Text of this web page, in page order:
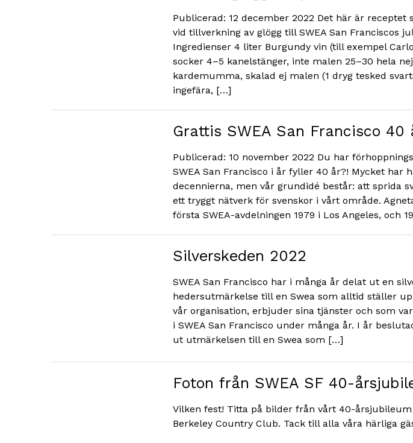
Publicerad: 12 december 2022 Det här är receptet
vid tillverkning av glögg till SWEA San Franciscos
Ingredienser 4 liter Burgundy vin (till exempel
socker 4–5 kanelstänger, inte malen 25–30 hela
kardemumma, skalad ej malen (1 dryg tesked
ingefära, […]
Grattis SWEA San Francisco 40
Publicerad: 10 november 2022 Du har
SWEA San Francisco i år fyller 40 år?! Mycket har
decennierna, men vår grundidé består: att sprida
ett tryggt nätverk för svenskor i vårt område.
första SWEA-avdelningen 1979 i Los Angeles, och
Silverskeden 2022
SWEA San Francisco har i många år delat ut en
hedersutmärkelse till en Swea som alltid ställer
vår organisation, erbjuder sina tjänster och som
i SWEA San Francisco under många år. I år
ut utmärkelsen till en Swea som […]
Foton från SWEA SF 40-
Vilken fest! Titta på bilder från vårt 40-
Berkeley Country Club. Tack till alla våra härliga